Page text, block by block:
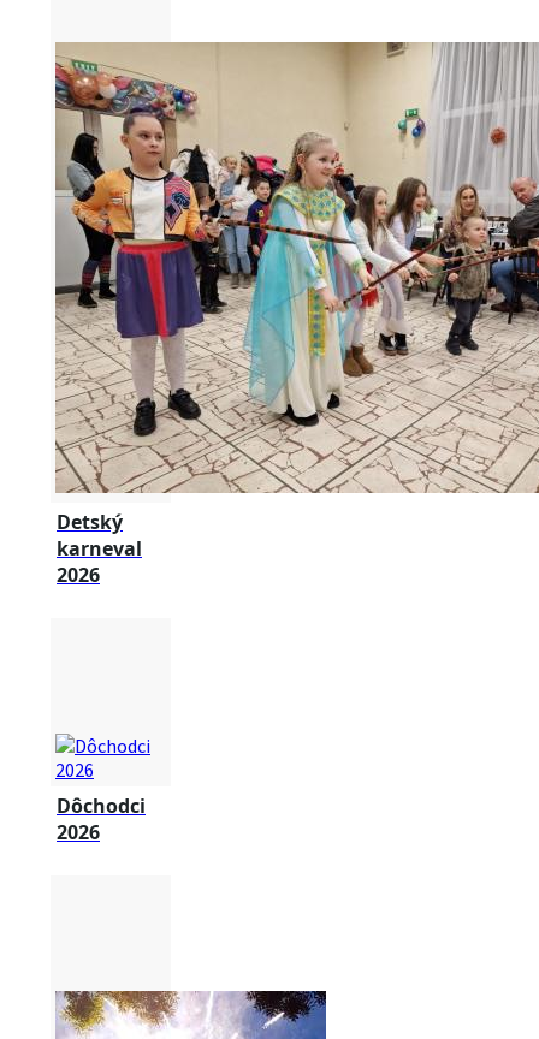
Detský
karneval
2026
Dôchodci
2026